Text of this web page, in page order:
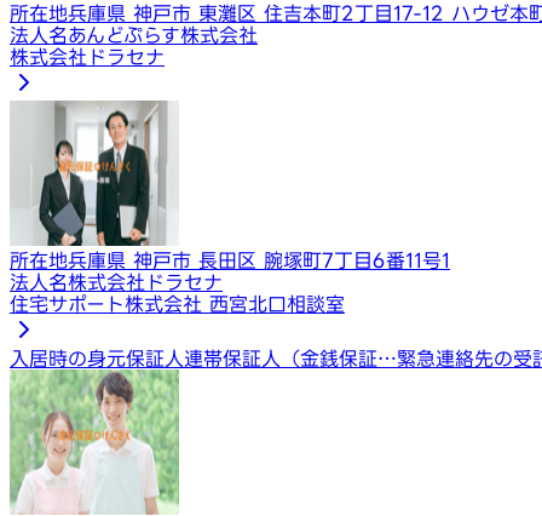
所在地兵庫県 神戸市 東灘区 住吉本町2丁目17-12 ハウゼ本
法人名あんどぷらす株式会社
株式会社ドラセナ
所在地兵庫県 神戸市 長田区 腕塚町7丁目6番11号1
法人名株式会社ドラセナ
住宅サポート株式会社 西宮北口相談室
入居時の身元保証人連帯保証人（金銭保証…緊急連絡先の受